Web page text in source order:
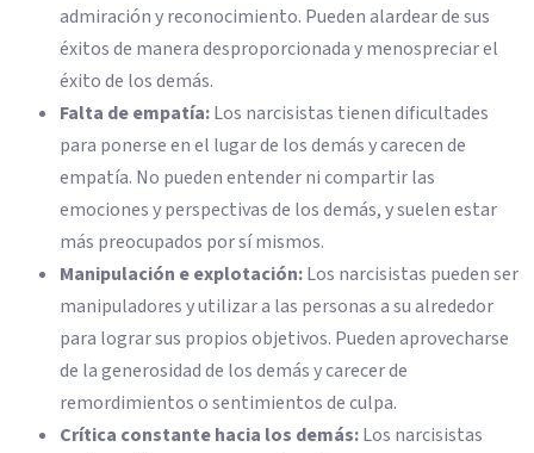
admiración y reconocimiento. Pueden alardear de sus
éxitos de manera desproporcionada y menospreciar el
éxito de los demás.
Falta de empatía:Los narcisistas tienen dificultades
para ponerse en el lugar de los demás y carecen de
empatía. No pueden entender ni compartir las
emociones y perspectivas de los demás, y suelen estar
más preocupados por sí mismos.
Manipulación e explotación:Los narcisistas pueden ser
manipuladores y utilizar a las personas a su alrededor
para lograr sus propios objetivos. Pueden aprovecharse
de la generosidad de los demás y carecer de
remordimientos o sentimientos de culpa.
Crítica constante hacia los demás:Los narcisistas